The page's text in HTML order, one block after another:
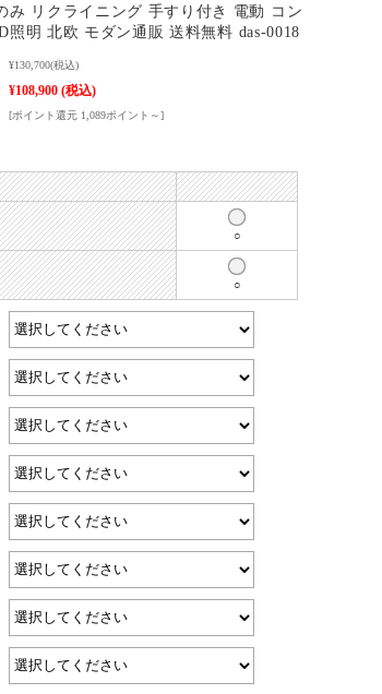
み リクライニング 手すり付き 電動 コン
明 北欧 モダン通販 送料無料 das-0018
¥130,700(税込)
¥108,900 (税込)
[ポイント還元 1,089ポイント～]
○
○